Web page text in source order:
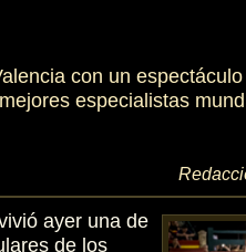
con un
especialistas
ayer una de
de los